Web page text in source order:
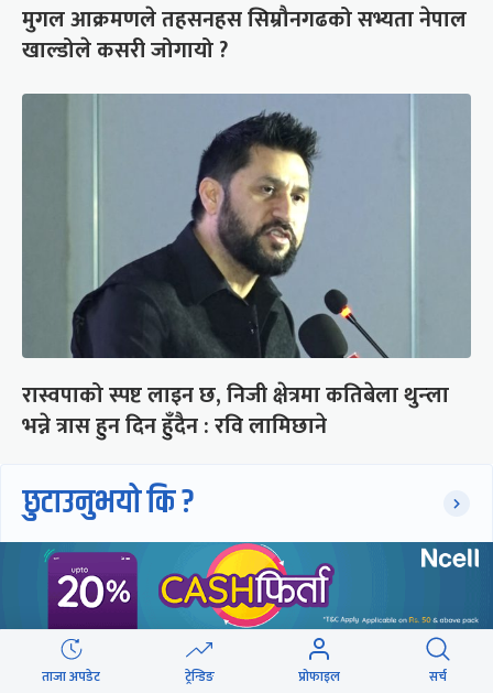
मुगल आक्रमणले तहसनहस सिम्रौनगढको सभ्यता नेपाल
खाल्डोले कसरी जोगायो ?
रास्वपाको स्पष्ट लाइन छ, निजी क्षेत्रमा कतिबेला थुन्ला
भन्ने त्रास हुन दिन हुँदैन : रवि लामिछाने
छुटाउनुभयो कि ?
संसद्लाई टेर्दैनन् प्रधानमन्त्री, लाचार
छन् सभामुख
‘अस्थायी प्रकृतिको अध्यादेशले ऐनको
ताजा अपडेट ट्रेन्डिङ प्रोफाइल सर्च